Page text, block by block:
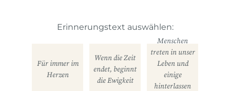
Erinnerungstext auswählen:
Für immer im
Herzen
Wenn die Zeit
endet, beginnt
die Ewigkeit
Menschen
treten in unser
Leben und
einige
hinterlassen